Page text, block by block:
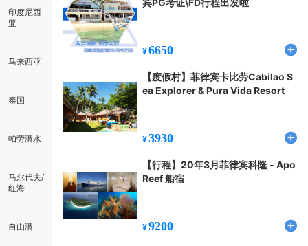
印度尼西
亚
马来西亚
泰国
帕劳潜水
马尔代夫/
红海
自由潜
宾PG考证\FD行程出发啦
¥6650
【度假村】菲律宾卡比劳Cabilao S
ea Explorer & Pura Vida Resort
¥3930
【行程】20年3月菲律宾科隆 - Apo
Reef 船宿
¥9200